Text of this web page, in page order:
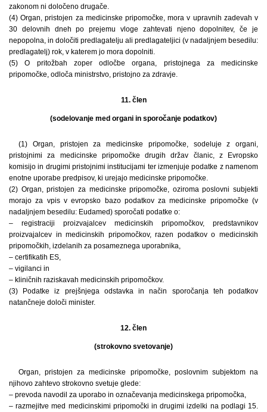
zakonom ni določeno drugače.
(4) Organ, pristojen za medicinske pripomočke, mora v upravnih zadevah v
30 delovnih dneh po prejemu vloge zahtevati njeno dopolnitev, če je
nepopolna, in določiti predlagatelju ali predlagateljici (v nadaljnjem besedilu:
predlagatelj) rok, v katerem jo mora dopolniti.
(5) O pritožbah zoper odločbe organa, pristojnega za medicinske
pripomočke, odloča ministrstvo, pristojno za zdravje.
11. člen
(sodelovanje med organi in sporočanje podatkov)
(1) Organ, pristojen za medicinske pripomočke, sodeluje z organi,
pristojnimi za medicinske pripomočke drugih držav članic, z Evropsko
komisijo in drugimi pristojnimi institucijami ter izmenjuje podatke z namenom
enotne uporabe predpisov, ki urejajo medicinske pripomočke.
(2) Organ, pristojen za medicinske pripomočke, oziroma poslovni subjekti
morajo za vpis v evropsko bazo podatkov za medicinske pripomočke (v
nadaljnjem besedilu: Eudamed) sporočati podatke o:
– registraciji proizvajalcev medicinskih pripomočkov, predstavnikov
proizvajalcev in medicinskih pripomočkov, razen podatkov o medicinskih
pripomočkih, izdelanih za posameznega uporabnika,
– certifikatih ES,
– vigilanci in
– kliničnih raziskavah medicinskih pripomočkov.
(3) Podatke iz prejšnjega odstavka in način sporočanja teh podatkov
natančneje določi minister.
12. člen
(strokovno svetovanje)
Organ, pristojen za medicinske pripomočke, poslovnim subjektom na
njihovo zahtevo strokovno svetuje glede:
– prevoda navodil za uporabo in označevanja medicinskega pripomočka,
– razmejitve med medicinskimi pripomočki in drugimi izdelki na podlagi 15.